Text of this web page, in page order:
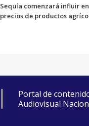
Sequía comenzará influir en
precios de productos
Portal de
Audiovisual